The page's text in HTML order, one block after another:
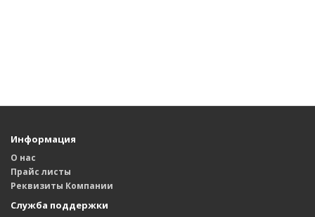
Информация
О нас
Прайс листы
Реквизиты Компании
Служба поддержки